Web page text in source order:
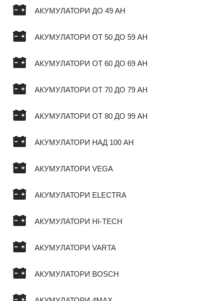
АКУМУЛАТОРИ ДО 49 AH
АКУМУЛАТОРИ ОТ 50 ДО 59 AH
АКУМУЛАТОРИ ОТ 60 ДО 69 AH
АКУМУЛАТОРИ ОТ 70 ДО 79 AH
АКУМУЛАТОРИ ОТ 80 ДО 99 AH
АКУМУЛАТОРИ НАД 100 AH
АКУМУЛАТОРИ VEGA
АКУМУЛАТОРИ ELECTRA
АКУМУЛАТОРИ HI-TECH
АКУМУЛАТОРИ VARTA
АКУМУЛАТОРИ BOSCH